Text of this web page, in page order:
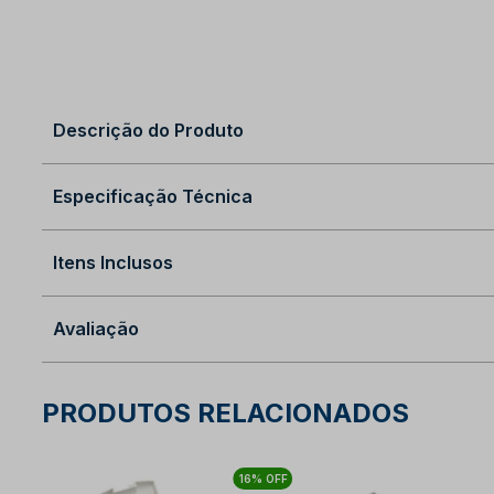
Descrição do Produto
Especificação Técnica
Itens Inclusos
Avaliação
PRODUTOS RELACIONADOS
16% OFF